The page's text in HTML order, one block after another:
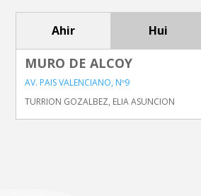
Ahir Hui
MURO DE ALCOY
AV. PAIS VALENCIANO, Nº9
TURRION GOZALBEZ, ELIA ASUNCION